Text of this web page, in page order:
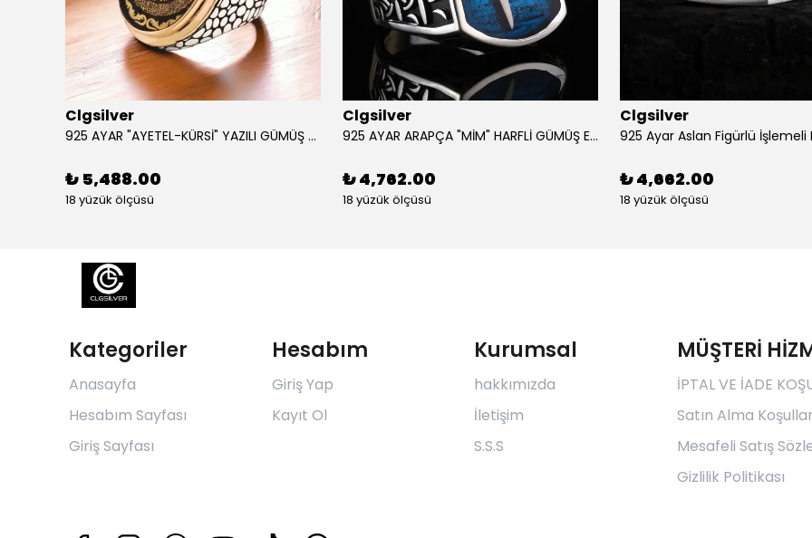
Clgsilver
925 AYAR "AYETEL-KÜRSİ" YAZILI GÜMÜŞ ERKEK YÜZÜK
₺ 5,488.00
18 yüzük ölçüsü
Clgsilver
925 AYAR ARAPÇA "MİM" HARFLİ GÜMÜŞ ERKEK YÜZÜK
₺ 4,762.00
18 yüzük ölçüsü
Clgsilver
₺ 4,662.00
18 yüzük ölçüsü
Kategoriler
Anasayfa
Hesabım Sayfası
Giriş Sayfası
Hesabım
Giriş Yap
Kayıt Ol
Kurumsal
hakkımızda
İletişim
S.S.S
MÜŞTERİ
İPTAL VE İADE
Satın Alma
Mesafeli Satış
Gizlilik Politikası